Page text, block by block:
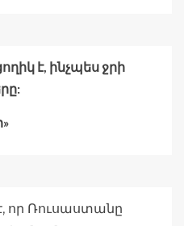
է, ինչպես ջրի
որ Ռուսաստանը